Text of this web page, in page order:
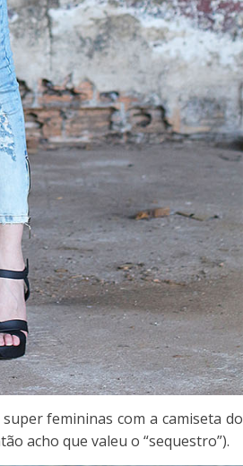
femininas com a camiseta do
acho que valeu o “sequestro”).